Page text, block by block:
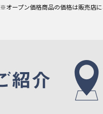
※オープン価格商品の価格は販売店に